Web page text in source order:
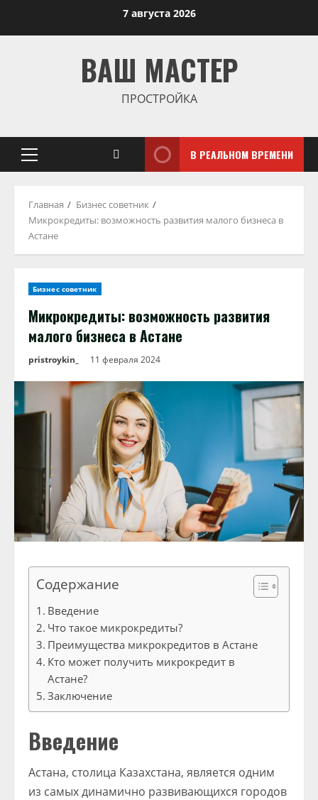
7 августа 2026
ВАШ МАСТЕР
ПРОСТРОЙКА
Основное
В РЕАЛЬНОМ ВРЕМЕНИ
Главная
Бизнес советник
Микрокредиты: возможность развития малого бизнеса в
Астане
Бизнес советник
Микрокредиты: возможность развития
малого бизнеса в Астане
pristroykin_ 11 февраля 2024
Содержание
Введение
Что такое микрокредиты?
Преимущества микрокредитов в Астане
Кто может получить микрокредит в
Астане?
Заключение
Введение
Астана, столица Казахстана, является одним
из самых динамично развивающихся городов